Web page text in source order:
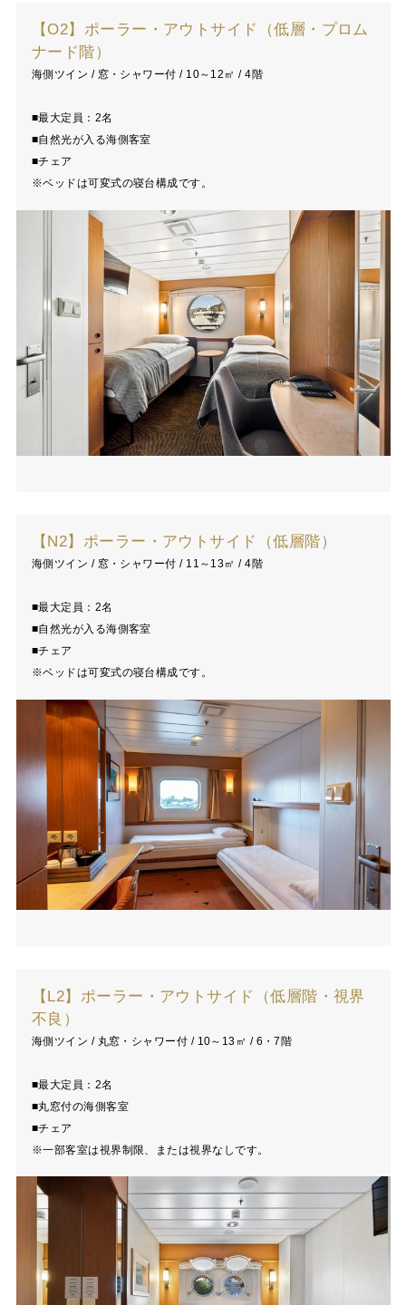
【O2】ポーラー・アウトサイド（低層・プロム
ナード階）
海側ツイン / 窓・シャワー付 / 10～12㎡ / 4階
■最大定員：2名
■自然光が入る海側客室
■チェア
※ベッドは可変式の寝台構成です。
【N2】ポーラー・アウトサイド（低層階）
海側ツイン / 窓・シャワー付 / 11～13㎡ / 4階
■最大定員：2名
■自然光が入る海側客室
■チェア
※ベッドは可変式の寝台構成です。
【L2】ポーラー・アウトサイド（低層階・視界
不良）
海側ツイン / 丸窓・シャワー付 / 10～13㎡ / 6・7階
■最大定員：2名
■丸窓付の海側客室
■チェア
※一部客室は視界制限、または視界なしです。